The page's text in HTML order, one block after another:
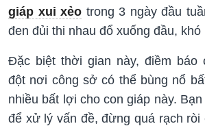
giáp xui xẻo trong 3 ngày đầu
đen đủi thi nhau đổ xuống đầu, khó
Đặc biệt thời gian này, điềm báo
đột nơi công sở có thể bùng nổ
nhiều bất lợi cho con giáp này.
để xử lý vấn đề, đừng quá rạch ròi